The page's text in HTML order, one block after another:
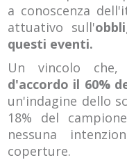
a conoscenza
attuativo sull'
questi eventi.
Un vincolo che,
d'accordo il 60%
un'indagine dello
18% del
nessuna
coperture.